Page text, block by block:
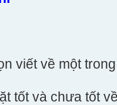
viết về một
tốt và chưa tốt